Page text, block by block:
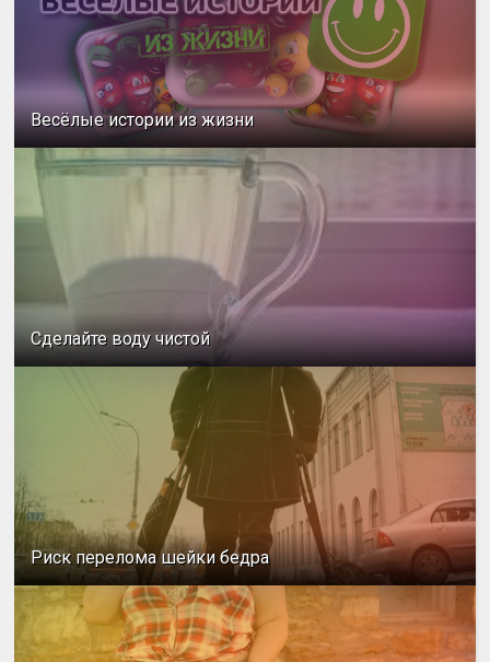
Весёлые истории из жизни
Сделайте воду чистой
Риск перелома шейки бедра